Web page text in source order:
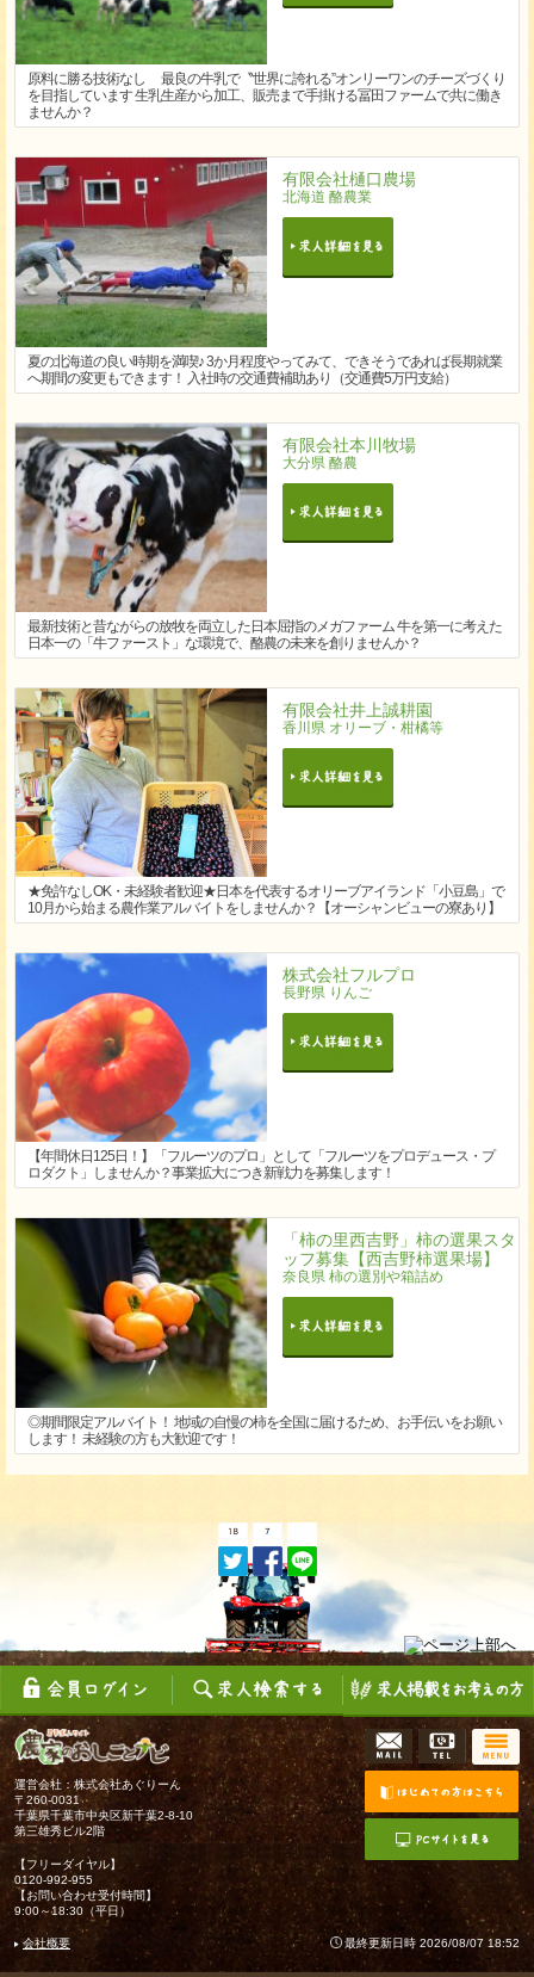
原料に勝る技術なし 最良の牛乳で〝世界に誇れる”オンリーワンのチーズづくり
を目指しています 生乳生産から加工、販売まで手掛ける冨田ファームで共に働き
ませんか？
有限会社樋口農場
北海道 酪農業
夏の北海道の良い時期を満喫♪ 3か月程度やってみて、できそうであれば長期就業
へ期間の変更もできます！ 入社時の交通費補助あり（交通費5万円支給）
有限会社本川牧場
大分県 酪農
最新技術と昔ながらの放牧を両立した日本屈指のメガファーム 牛を第一に考えた
日本一の「牛ファースト」な環境で、酪農の未来を創りませんか？
有限会社井上誠耕園
香川県 オリーブ・柑橘等
★免許なしOK・未経験者歓迎★日本を代表するオリーブアイランド「小豆島」で
10月から始まる農作業アルバイトをしませんか？【オーシャンビューの寮あり】
株式会社フルプロ
長野県 りんご
【年間休日125日！】「フルーツのプロ」として「フルーツをプロデュース・プ
ロダクト」しませんか？事業拡大につき新戦力を募集します！
「柿の里西吉野」柿の選果スタ
ッフ募集【西吉野柿選果場】
奈良県 柿の選別や箱詰め
◎期間限定アルバイト！ 地域の自慢の柿を全国に届けるため、お手伝いをお願い
します！ 未経験の方も大歓迎です！
運営会社：株式会社あぐりーん
〒260-0031
千葉県千葉市中央区新千葉2-8-10
第三雄秀ビル2階
【フリーダイヤル】
0120-992-955
【お問い合わせ受付時間】
9:00～18:30（平日）
会社概要 最終更新日時 2026/08/07 18:52